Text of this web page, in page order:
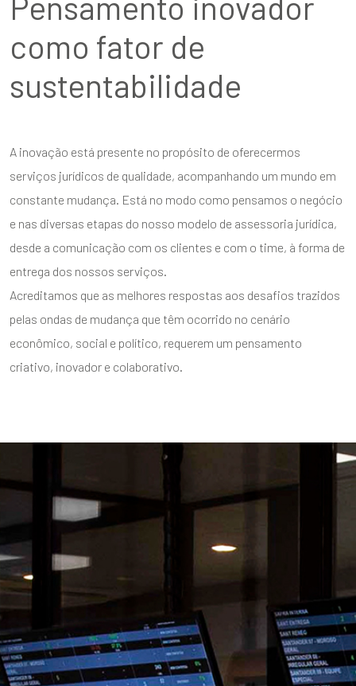
como fator de
sustentabilidade
A inovação está presente no propósito de oferecermos
serviços jurídicos de qualidade, acompanhando um mundo em
constante mudança. Está no modo como pensamos o negócio
e nas diversas etapas do nosso modelo de assessoria jurídica,
desde a comunicação com os clientes e com o time, à forma de
entrega dos nossos serviços.
Acreditamos que as melhores respostas aos desafios trazidos
pelas ondas de mudança que têm ocorrido no cenário
econômico, social e político, requerem um pensamento
criativo, inovador e colaborativo.